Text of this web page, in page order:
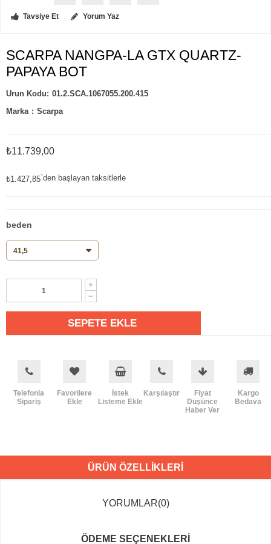
Tavsiye Et Yorum Yaz
SCARPA NANGPA-LA GTX QUARTZ-
PAPAYA BOT
01.2.SCA.1067055.200.415
Marka : Scarpa
₺11.739,00
₺1.427,85`den başlayan taksitlerle
beden
Telefonla
Sipariş
Favorilere
Ekle
İstek
Listeme Ekle
Karşılaştır
Fiyat
Düşünce
Haber Ver
Kargo
Bedava
ÜRÜN ÖZELLIKLERI
YORUMLAR(0)
ÖDEME SEÇENEKLERI